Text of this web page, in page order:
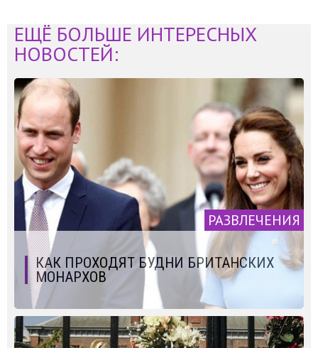
ЕЩЁ БОЛЬШЕ ИНТЕРЕСНЫХ
НОВОСТЕЙ:
РАЗВЛЕЧЕНИЯ
КАК ПРОХОДЯТ БУДНИ БРИТАНСКИХ
МОНАРХОВ